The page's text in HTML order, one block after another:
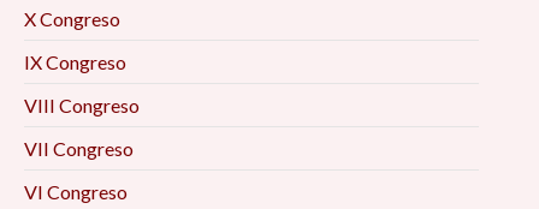
X Congreso
IX Congreso
VIII Congreso
VII Congreso
VI Congreso